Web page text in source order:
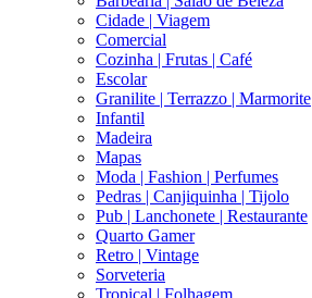
Cidade | Viagem
Comercial
Cozinha | Frutas | Café
Escolar
Granilite | Terrazzo | Marmorite
Infantil
Madeira
Mapas
Moda | Fashion | Perfumes
Pedras | Canjiquinha | Tijolo
Pub | Lanchonete | Restaurante
Quarto Gamer
Retro | Vintage
Sorveteria
Tropical | Folhagem